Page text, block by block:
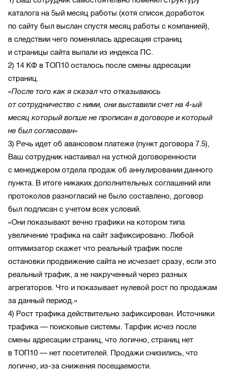
каталога на 5ый месяц работы (хотя список доработок
по сайту был выслан спустя месяц работы с компанией),
в следствии чего поменялась адресация страниц
и страницы сайта выпали из индекса ПС.
2) 14 КФ в ТОП10 осталось после смены адресации
страниц.
«После того как я сказал что отказываюсь
от сотрудничество с ними, они выставили счет на 4-ый
месяц который вопше не прописан в договоре и который
не был согласован»
3) Речь идет об авансовом платеже (пункт договора 7.5),
Ваш сотрудник настаивал на устной договоренности
с менеджером отдела продаж об аннулировании данного
пункта. В итоге никаких дополнительных соглашений или
протоколов разногласий не было составлено, договор
был подписан с учетом всех условий.
«Они показывают вечно графики на котором типа
увеличение трафика на сайт зафиксировано. Любой
оптимизатор скажет что реальный трафик после
остановки продвижение сайта не исчезает сразу, если это
реальный трафик, а не накрученный через разных
агрегаторов. Что и показывает нулевой рост по продажам
за данный период.»
4) Рост трафика действительно зафиксирован. Источники
трафика — поисковые системы. Тарфик исчез после
смены адресации страниц, что логично, страниц нет
в ТОП10 — нет посетителей. Продажи снизились, что
логично, из-за снижения посещаемости.